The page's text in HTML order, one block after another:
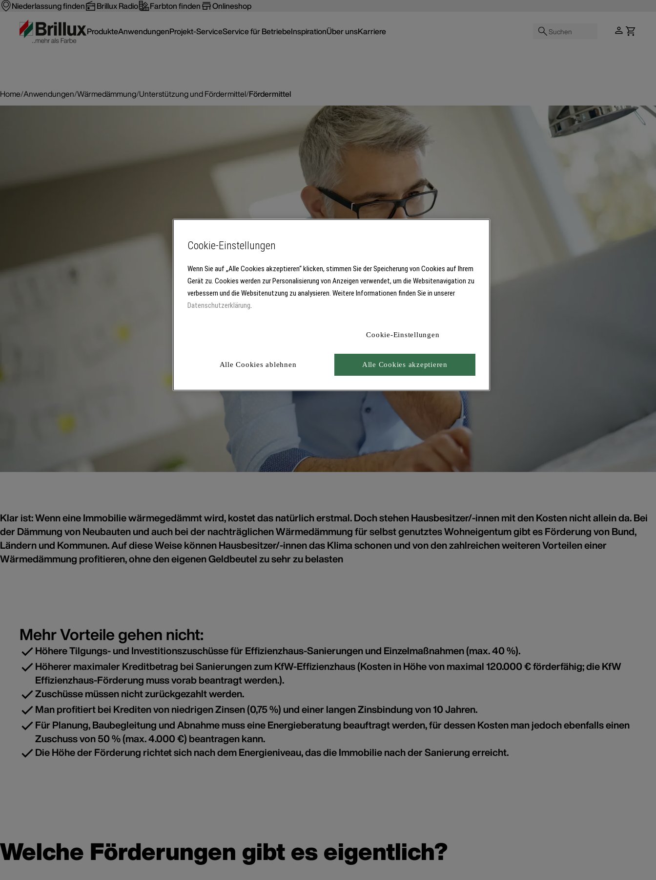
Niederlassung finden Brillux Radio Farbton finden Onlineshop
Suchen
ProdukteAnwendungenProjekt-ServiceService für BetriebeInspirationÜber unsKarriere
Home/Anwendungen/Wärmedämmung/Unterstützung und Fördermittel/Fördermittel
Dämmen heißt sparen
Fördermittel für
Wärmedämmung auf einen
Blick
Klar ist: Wenn eine Immobilie wärmegedämmt wird, kostet das natürlich erstmal. Doch stehen Hausbesitzer/-innen mit den Kosten nicht allein da. Bei
der Dämmung von Neubauten und auch bei der nachträglichen Wärmedämmung für selbst genutztes Wohneigentum gibt es Förderung von Bund,
Ländern und Kommunen. Auf diese Weise können Hausbesitzer/-innen das Klima schonen und von den zahlreichen weiteren Vorteilen einer
Wärmedämmung profitieren, ohne den eigenen Geldbeutel zu sehr zu belasten
Mehr Vorteile gehen nicht:
Höhere Tilgungs- und Investitionszuschüsse für Effizienzhaus-Sanierungen und Einzelmaßnahmen (max. 40 %).
Höherer maximaler Kreditbetrag bei Sanierungen zum KfW-Effizienzhaus (Kosten in Höhe von maximal 120.000 € förderfähig; die KfW
Effizienzhaus-Förderung muss vorab beantragt werden.).
Zuschüsse müssen nicht zurückgezahlt werden.
Man profitiert bei Krediten von niedrigen Zinsen (0,75 %) und einer langen Zinsbindung von 10 Jahren.
Für Planung, Baubegleitung und Abnahme muss eine Energieberatung beauftragt werden, für dessen Kosten man jedoch ebenfalls einen
Zuschuss von 50 % (max. 4.000 €) beantragen kann.
Die Höhe der Förderung richtet sich nach dem Energieniveau, das die Immobilie nach der Sanierung erreicht.
Welche Förderungen gibt es eigentlich?
Cookie-Einstellungen
Wenn Sie auf „Alle Cookies akzeptieren“ klicken, stimmen Sie der Speicherung von Cookies auf Ihrem
Gerät zu. Cookies werden zur Personalisierung von Anzeigen verwendet, um die Websitenavigation zu
verbessern und die Websitenutzung zu analysieren. Weitere Informationen finden Sie in unserer
Datenschutzerklärung.
Cookie-Einstellungen
Alle Cookies ablehnen Alle Cookies akzeptieren